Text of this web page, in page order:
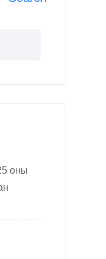
оны